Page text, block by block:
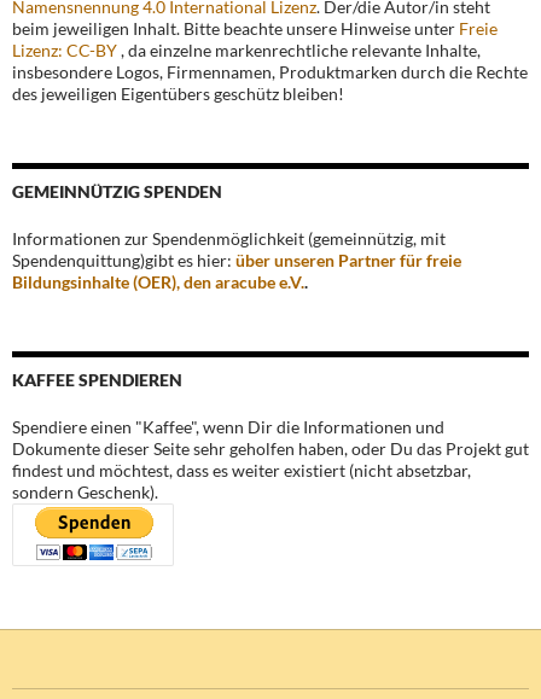
Namensnennung 4.0 International Lizenz. Der/die Autor/in steht
beim jeweiligen Inhalt. Bitte beachte unsere Hinweise unter Freie
Lizenz: CC-BY, da einzelne markenrechtliche relevante Inhalte,
insbesondere Logos, Firmennamen, Produktmarken durch die Rechte
des jeweiligen Eigentübers geschütz bleiben!
GEMEINNÜTZIG SPENDEN
Informationen zur Spendenmöglichkeit (gemeinnützig, mit
Spendenquittung)gibt es hier: über unseren Partner für freie
Bildungsinhalte (OER), den aracube e.V..
KAFFEE SPENDIEREN
Spendiere einen "Kaffee", wenn Dir die Informationen und
Dokumente dieser Seite sehr geholfen haben, oder Du das Projekt gut
findest und möchtest, dass es weiter existiert (nicht absetzbar,
sondern Geschenk).